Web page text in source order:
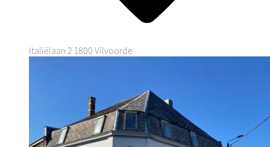
Italiëlaan 2 1800 Vilvoorde